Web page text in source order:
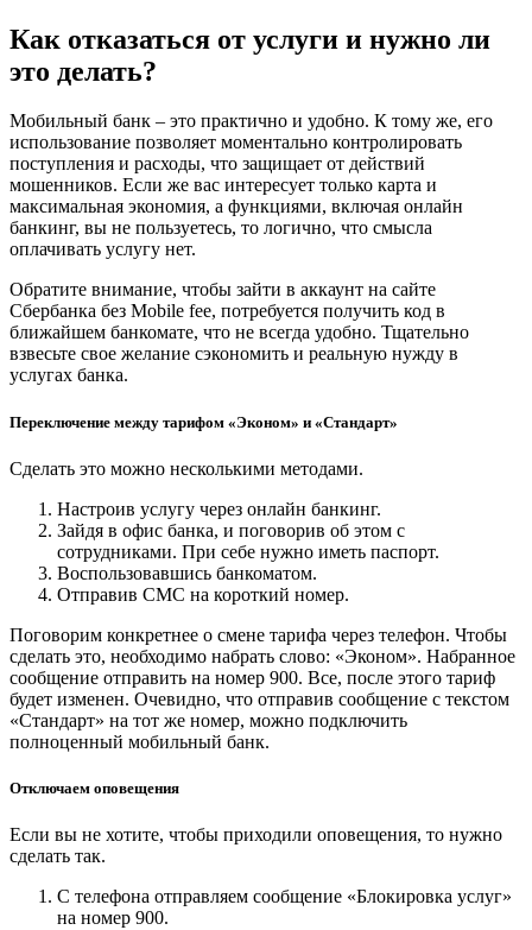
Как отказаться от услуги и нужно ли
это делать?
Мобильный банк – это практично и удобно. К тому же, его
использование позволяет моментально контролировать
поступления и расходы, что защищает от действий
мошенников. Если же вас интересует только карта и
максимальная экономия, а функциями, включая онлайн
банкинг, вы не пользуетесь, то логично, что смысла
оплачивать услугу нет.
Обратите внимание, чтобы зайти в аккаунт на сайте
Сбербанка без Mobile fee, потребуется получить код в
ближайшем банкомате, что не всегда удобно. Тщательно
взвесьте свое желание сэкономить и реальную нужду в
услугах банка.
Переключение между тарифом «Эконом» и «Стандарт»
Сделать это можно несколькими методами.
Настроив услугу через онлайн банкинг.
Зайдя в офис банка, и поговорив об этом с
сотрудниками. При себе нужно иметь паспорт.
Воспользовавшись банкоматом.
Отправив СМС на короткий номер.
Поговорим конкретнее о смене тарифа через телефон. Чтобы
сделать это, необходимо набрать слово: «Эконом». Набранное
сообщение отправить на номер 900. Все, после этого тариф
будет изменен. Очевидно, что отправив сообщение с текстом
«Стандарт» на тот же номер, можно подключить
полноценный мобильный банк.
Отключаем оповещения
Если вы не хотите, чтобы приходили оповещения, то нужно
сделать так.
С телефона отправляем сообщение «Блокировка услуг»
на номер 900.